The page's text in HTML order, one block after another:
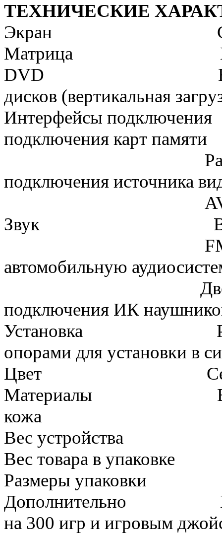
ТЕХНИЧЕСКИЕ
Экран
Матрица
DVD
дисков (вертикальная
Интерфейсы
подключения карт памяти
Разъём 3,5
подключения источника
AV-вход,
Звук
FM
автомобильную
Двойной ИК
подключения ИК
Установка
опорами для установки в
Цвет
Материалы
кожа
Вес устройства
Вес товара в упаковке
Размеры упаковки
Дополнительно
на 300 игр и игровым